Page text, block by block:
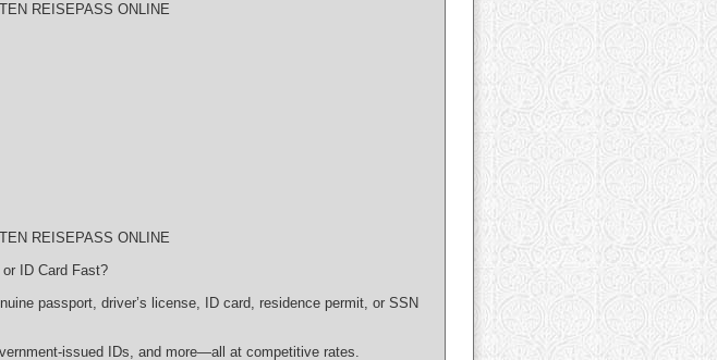
REISEPASS ONLINE
REISEPASS ONLINE
ID Card Fast?
passport, driver’s license, ID card, residence permit, or SSN
issued IDs, and more—all at competitive rates.